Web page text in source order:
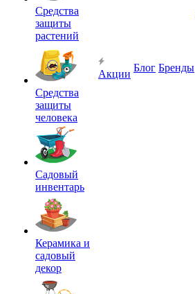
Средства
защиты
растений
Средства
защиты
человека
Садовый
инвентарь
Керамика и
садовый
декор
Акции
Блог Бренды